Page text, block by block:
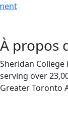
À propos
Sheridan
serving over
Greater Toronto